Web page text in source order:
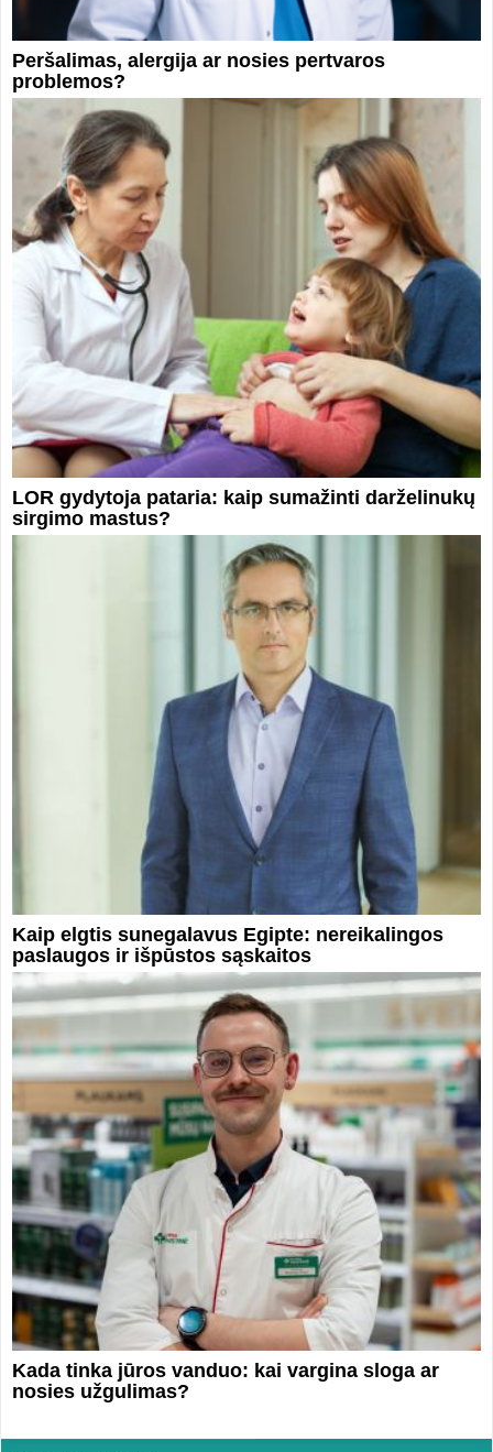
Peršalimas, alergija ar nosies pertvaros
problemos?
LOR gydytoja pataria: kaip sumažinti darželinukų
sirgimo mastus?
Kaip elgtis sunegalavus Egipte: nereikalingos
paslaugos ir išpūstos sąskaitos
Kada tinka jūros vanduo: kai vargina sloga ar
nosies užgulimas?